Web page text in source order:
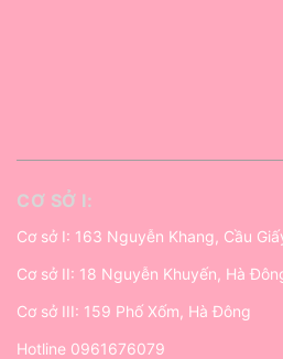
CƠ SỞ I:
Cơ sở I: 163 Nguyễn Khang, Cầu
Cơ sở II: 18 Nguyễn Khuyến, Hà
Cơ sở III: 159 Phố Xốm, Hà Đông
Hotline 0961676079